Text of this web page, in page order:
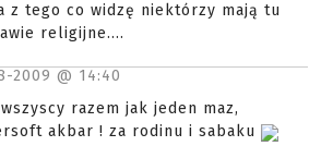
z tego co widzę niektórzy mają tu
religijne....
2009 @ 14:40
razem jak jeden maz,
akbar ! za rodinu i sabaku